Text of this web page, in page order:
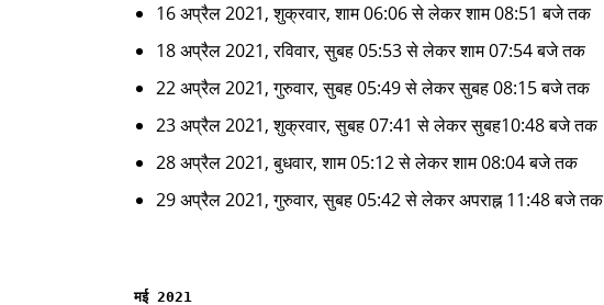
16 अप्रैल 2021, शुक्रवार, शाम 06:06 से लेकर शाम 08:51 बजे तक
18 अप्रैल 2021, रविवार, सुबह 05:53 से लेकर शाम 07:54 बजे तक
22 अप्रैल 2021, गुरुवार, सुबह 05:49 से लेकर सुबह 08:15 बजे तक
23 अप्रैल 2021, शुक्रवार, सुबह 07:41 से लेकर सुबह10:48 बजे तक
28 अप्रैल 2021, बुधवार, शाम 05:12 से लेकर शाम 08:04 बजे तक
29 अप्रैल 2021, गुरुवार, सुबह 05:42 से लेकर अपराह्न 11:48 बजे तक
मई 2021